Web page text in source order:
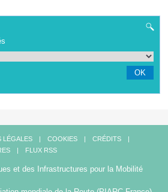
OK
LÉGALES COOKIES
CRÉDITS
FLUX RSS
et des Infrastructures pour la Mobilité